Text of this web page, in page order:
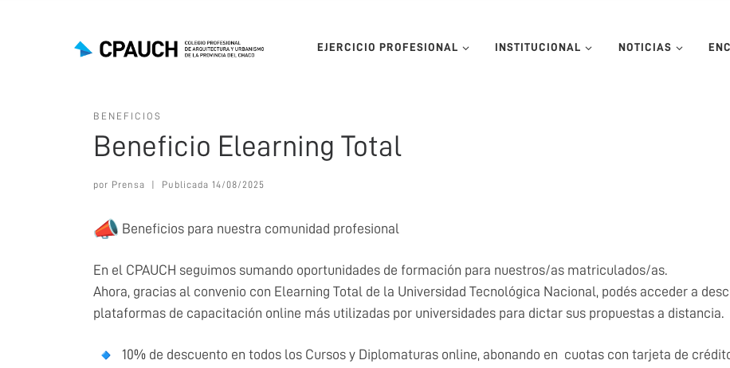
EJERCICIO PROFESIONAL INSTITUCIONAL NOTICIAS
BENEFICIOS
Beneficio Elearning Total
por Prensa Publicada 14/08/2025
Beneficios para nuestra comunidad profesional
En el CPAUCH seguimos sumando oportunidades de formación para nuestros/as matriculados/as.
Ahora, gracias al convenio con Elearning Total de la Universidad Tecnológica Nacional, podés acceder a
plataformas de capacitación online más utilizadas por universidades para dictar sus propuestas a distancia.
10% de descuento en todos los Cursos y Diplomaturas online, abonando en cuotas con tarjeta de